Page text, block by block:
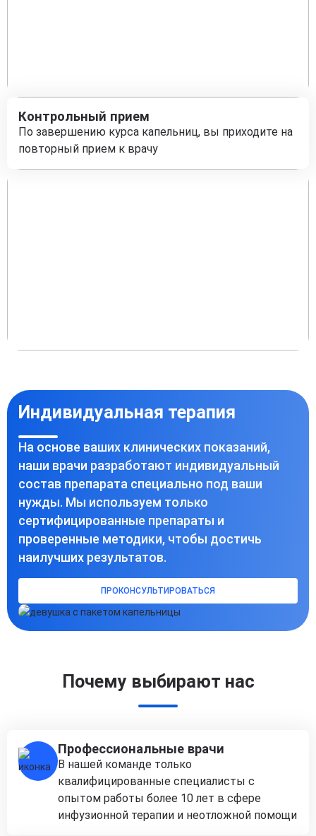
Контрольный прием
По завершению курса капельниц, вы приходите на
повторный прием к врачу
Индивидуальная терапия
На основе ваших клинических показаний,
наши врачи разработают индивидуальный
состав препарата специально под ваши
нужды. Мы используем только
сертифицированные препараты и
проверенные методики, чтобы достичь
наилучших результатов.
ПРОКОНСУЛЬТИРОВАТЬСЯ
Почему выбирают нас
Профессиональные врачи
В нашей команде только
квалифицированные специалисты с
опытом работы более 10 лет в сфере
инфузионной терапии и неотложной помощи